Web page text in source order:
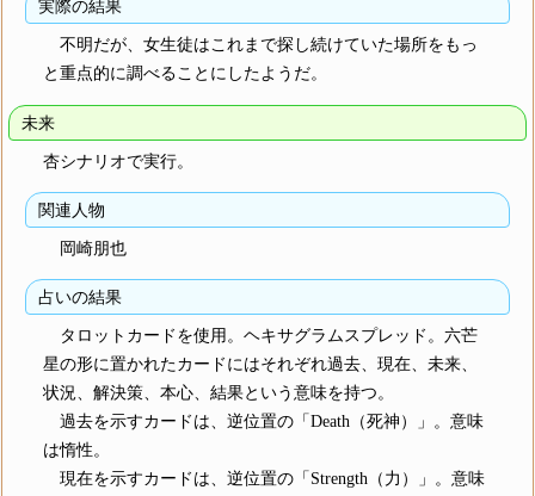
実際の結果
不明だが、女生徒はこれまで探し続けていた場所をもっ
と重点的に調べることにしたようだ。
未来
杏シナリオで実行。
関連人物
岡崎朋也
占いの結果
タロットカードを使用。ヘキサグラムスプレッド。六芒
星の形に置かれたカードにはそれぞれ過去、現在、未来、
状況、解決策、本心、結果という意味を持つ。
過去を示すカードは、逆位置の「Death（死神）」。意味
は惰性。
現在を示すカードは、逆位置の「Strength（力）」。意味